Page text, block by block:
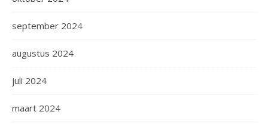
september 2024
augustus 2024
juli 2024
maart 2024